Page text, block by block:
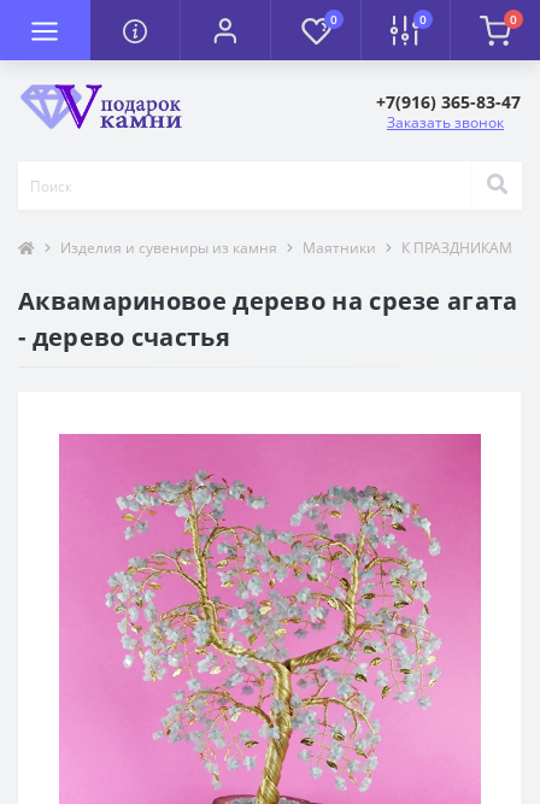
0 0 0
+7(916) 365-83-47
Заказать звонок
Изделия и сувениры из камня Маятники К ПРАЗДНИКАМ
Аквамариновое дерево на срезе агата
- дерево счастья